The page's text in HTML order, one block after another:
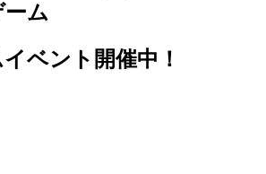
ム
ベント開催中！